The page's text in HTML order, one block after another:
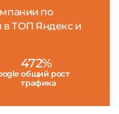
по
в ТОП Яндекс и
472%
общий рост
трафика